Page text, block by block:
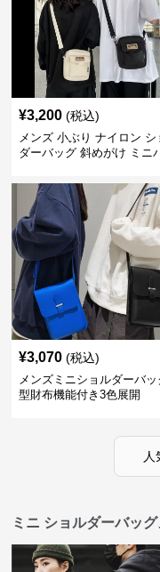
¥3,200 (税込)
メンズ 小ぶり ナイロン シ
ダーバッグ 斜めがけ ミニ
¥3,070 (税込)
メンズミニショルダーバッ
型財布機能付き3色展開
人
ミニ ショルダーバッ